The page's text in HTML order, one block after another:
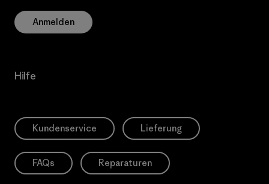
Anmelden
Hilfe
Kundenservice Lieferung
FAQs Reparaturen